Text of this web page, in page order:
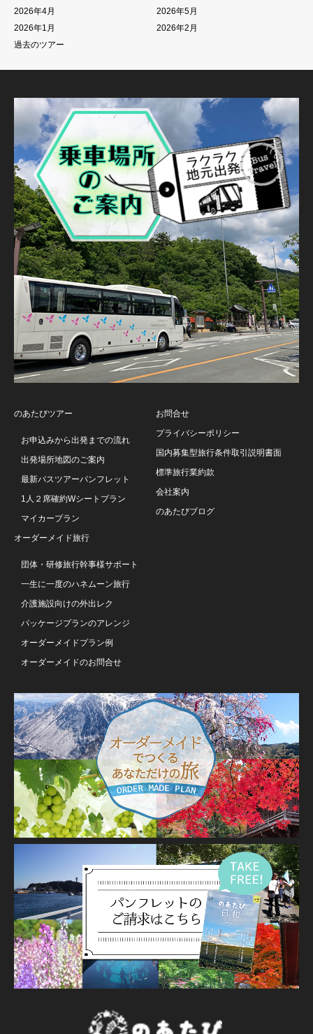
2026年4月
2026年5月
2026年1月
2026年2月
過去のツアー
のあたびツアー
お申込みから出発までの流れ
出発場所地図のご案内
最新バスツアーパンフレット
1人２席確約Wシートプラン
マイカープラン
オーダーメイド旅行
団体・研修旅行幹事様サポート
一生に一度のハネムーン旅行
介護施設向けの外出レク
パッケージプランのアレンジ
オーダーメイドプラン例
オーダーメイドのお問合せ
お問合せ
プライバシーポリシー
国内募集型旅行条件取引説明書面
標準旅行業約款
会社案内
のあたびブログ